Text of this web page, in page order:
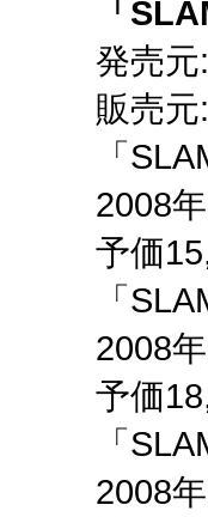
「
発売
販売
「
2008
予価
「
2008
予価
「
2008